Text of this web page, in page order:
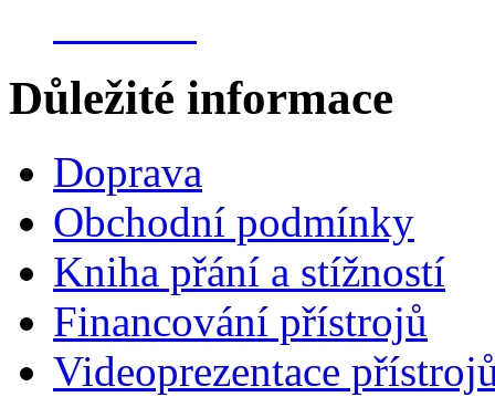
Důležité informace
Doprava
Obchodní podmínky
Kniha přání a stížností
Financování přístrojů
Videoprezentace